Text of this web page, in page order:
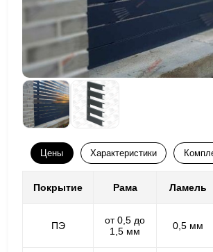
Цены Характеристики
Покрытие Рама Ламель
ПЭ
от 0,5 до
1,5 мм
0,5 мм